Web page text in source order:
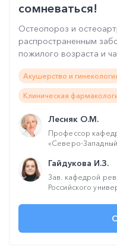
сомневаться!
Остеопороз и
распространенным
пожилого возраста и
Акушерство и
Клиническая
Лесняк О.М.
Профессор
«Северо-
Гайдукова И.З.
Зав. кафедрой
Российского